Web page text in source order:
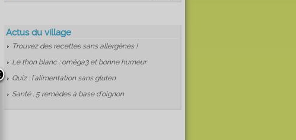
Actus du village
Trouvez des recettes sans allergènes !
Le thon blanc : oméga3 et bonne humeur
Quiz : l'alimentation sans gluten
Santé : 5 remèdes à base d'oignon